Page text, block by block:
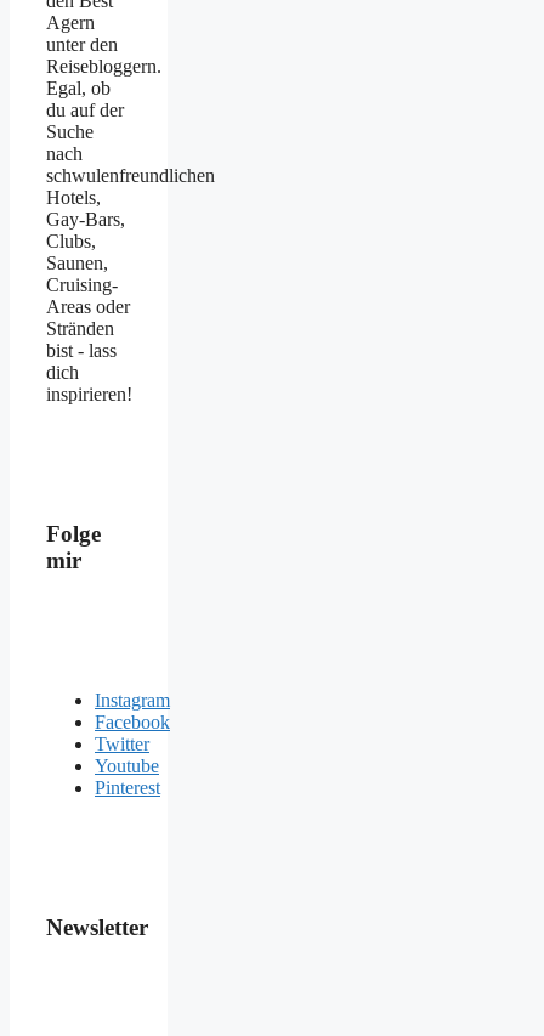
Agern
unter den
Reisebloggern.
Egal, ob
du auf der
Suche
nach
schwulenfreundlichen
Hotels,
Gay-Bars,
Clubs,
Saunen,
Cruising-
Areas oder
Stränden
bist - lass
dich
inspirieren!
Folge
mir
Instagram
Facebook
Twitter
Youtube
Pinterest
Newsletter